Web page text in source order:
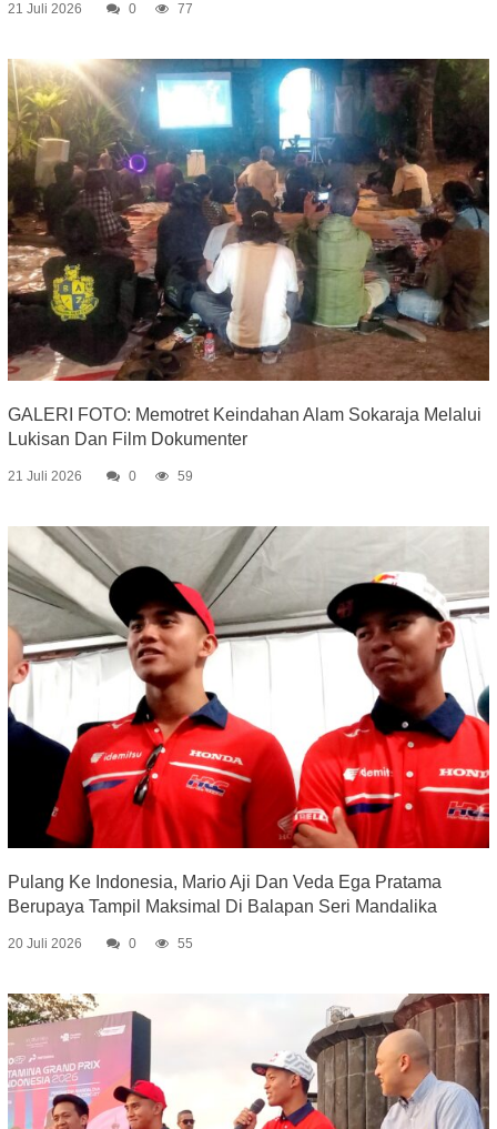
21 Juli 2026 0 77
GALERI FOTO: Memotret Keindahan Alam Sokaraja Melalui
Lukisan Dan Film Dokumenter
21 Juli 2026 0 59
Pulang Ke Indonesia, Mario Aji Dan Veda Ega Pratama
Berupaya Tampil Maksimal Di Balapan Seri Mandalika
20 Juli 2026 0 55